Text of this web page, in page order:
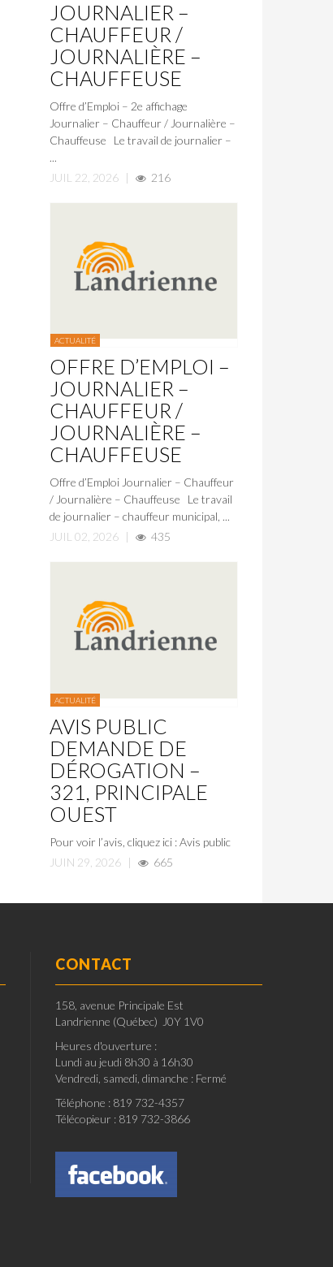
JOURNALIER –
CHAUFFEUR /
JOURNALIÈRE –
CHAUFFEUSE
Offre d’Emploi – 2e affichage
Journalier – Chauffeur / Journalière –
Chauffeuse Le travail de journalier –
...
JUIL 22, 2026
| 216
ACTUALITÉ
OFFRE D’EMPLOI –
JOURNALIER –
CHAUFFEUR /
JOURNALIÈRE –
CHAUFFEUSE
Offre d’Emploi Journalier – Chauffeur
/ Journalière – Chauffeuse Le travail
de journalier – chauffeur municipal, ...
JUIL 02, 2026
| 435
ACTUALITÉ
AVIS PUBLIC
DEMANDE DE
DÉROGATION –
321, PRINCIPALE
OUEST
Pour voir l’avis, cliquez ici : Avis public
JUIN 29, 2026
| 665
CONTACT
158, avenue Principale Est
Landrienne (Québec) J0Y 1V0
Heures d'ouverture :
Lundi au jeudi 8h30 à 16h30
Vendredi, samedi, dimanche : Fermé
Téléphone : 819 732-4357
Télécopieur : 819 732-3866